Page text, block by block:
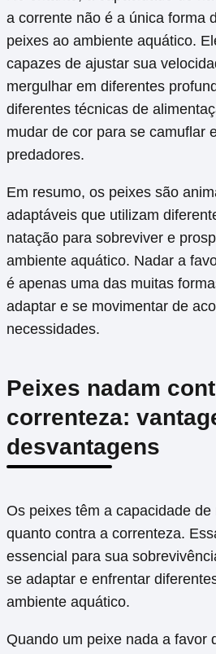
a corrente não é a única forma
peixes ao ambiente aquático.
capazes de ajustar sua
mergulhar em diferentes
diferentes técnicas de
mudar de cor para se camuflar
predadores.
Em resumo, os peixes são
adaptáveis que utilizam
natação para sobreviver e
ambiente aquático. Nadar a
é apenas uma das muitas
adaptar e se movimentar de
necessidades.
Peixes nadam
correnteza:
desvantagens
Os peixes têm a capacidade
quanto contra a correnteza.
essencial para sua
se adaptar e enfrentar
ambiente aquático.
Quando um peixe nada a favor